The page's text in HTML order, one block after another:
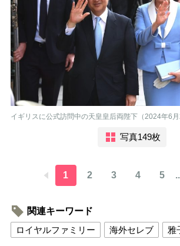
イギリスに公式訪問中の天皇皇后両陛下（2024年6月
写真149枚
1 2 3 4 5
関連キーワード
ロイヤルファミリー
海外セレブ 雅